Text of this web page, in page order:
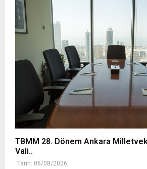
TBMM 28. Dönem Ankara
Vali..
Tarih: 06/08/2026